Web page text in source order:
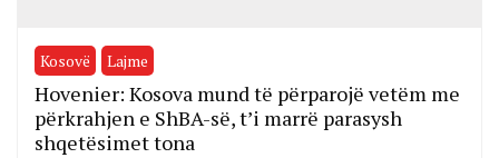
Kosovë Lajme
Hovenier: Kosova mund të përparojë vetëm me
përkrahjen e ShBA-së, t’i marrë parasysh
shqetësimet tona